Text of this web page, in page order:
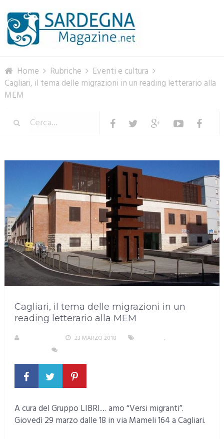
Home Rubriche
Eventi e cultura
Cagliari, il tema delle migrazioni in un reading letterario alla
MEM
Cagliari, il tema delle migrazioni in un
reading letterario alla MEM
23 MARZO 2018 ,
A cura del Gruppo LIBRI… amo “Versi migranti”.
Giovedì 29 marzo dalle 18 in via Mameli 164 a Cagliari.